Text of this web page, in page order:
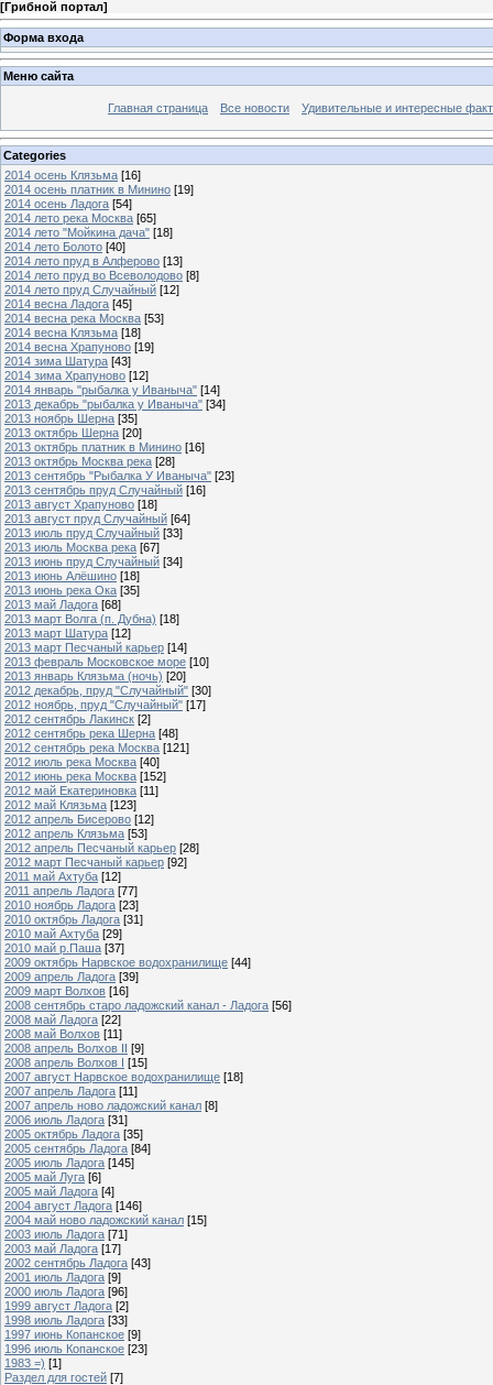
[Грибной портал]
Форма входа
Меню сайта
Главная страница Все новости Удивительные и интересные
Categories
2014 осень Клязьма [16]
2014 осень платник в Минино [19]
2014 осень Ладога [54]
2014 лето река Москва [65]
2014 лето "Мойкина дача" [18]
2014 лето Болото [40]
2014 лето пруд в Алферово [13]
2014 лето пруд во Всеволодово [8]
2014 лето пруд Случайный [12]
2014 весна Ладога [45]
2014 весна река Москва [53]
2014 весна Клязьма [18]
2014 весна Храпуново [19]
2014 зима Шатура [43]
2014 зима Храпуново [12]
2014 январь "рыбалка у Иваныча" [14]
2013 декабрь "рыбалка у Иваныча" [34]
2013 ноябрь Шерна [35]
2013 октябрь Шерна [20]
2013 октябрь платник в Минино [16]
2013 октябрь Москва река [28]
2013 сентябрь "Рыбалка У Иваныча" [23]
2013 сентябрь пруд Случайный [16]
2013 август Храпуново [18]
2013 август пруд Случайный [64]
2013 июль пруд Случайный [33]
2013 июль Москва река [67]
2013 июнь пруд Случайный [34]
2013 июнь Алёшино [18]
2013 июнь река Ока [35]
2013 май Ладога [68]
2013 март Волга (п. Дубна) [18]
2013 март Шатура [12]
2013 март Песчаный карьер [14]
2013 февраль Московское море [10]
2013 январь Клязьма (ночь) [20]
2012 декабрь, пруд "Случайный" [30]
2012 ноябрь, пруд "Случайный" [17]
2012 сентябрь Лакинск [2]
2012 сентябрь река Шерна [48]
2012 сентябрь река Москва [121]
2012 июль река Москва [40]
2012 июнь река Москва [152]
2012 май Екатериновка [11]
2012 май Клязьма [123]
2012 апрель Бисерово [12]
2012 апрель Клязьма [53]
2012 апрель Песчаный карьер [28]
2012 март Песчаный карьер [92]
2011 май Ахтуба [12]
2011 апрель Ладога [77]
2010 ноябрь Ладога [23]
2010 октябрь Ладога [31]
2010 май Ахтуба [29]
2010 май р.Паша [37]
2009 октябрь Нарвское водохранилище [44]
2009 апрель Ладога [39]
2009 март Волхов [16]
2008 сентябрь старо ладожский канал - Ладога [56]
2008 май Ладога [22]
2008 май Волхов [11]
2008 апрель Волхов II [9]
2008 апрель Волхов I [15]
2007 август Нарвское водохранилище [18]
2007 апрель Ладога [11]
2007 апрель ново ладожский канал [8]
2006 июль Ладога [31]
2005 октябрь Ладога [35]
2005 сентябрь Ладога [84]
2005 июль Ладога [145]
2005 май Луга [6]
2005 май Ладога [4]
2004 август Ладога [146]
2004 май ново ладожский канал [15]
2003 июль Ладога [71]
2003 май Ладога [17]
2002 сентябрь Ладога [43]
2001 июль Ладога [9]
2000 июль Ладога [96]
1999 август Ладога [2]
1998 июль Ладога [33]
1997 июнь Копанское [9]
1996 июль Копанское [23]
1983 =) [1]
Раздел для гостей [7]